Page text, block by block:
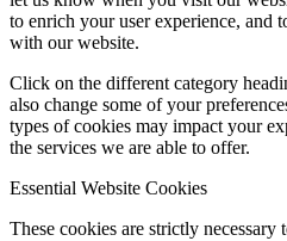
to enrich your user experience, and
with our website.
Click on the different category
also change some of your
types of cookies may impact your
the services we are able to offer.
Essential Website Cookies
These cookies are strictly